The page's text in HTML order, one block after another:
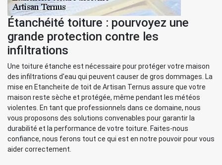
Étanchéité toiture : pourvoyez une
grande protection contre les
infiltrations
Une toiture étanche est nécessaire pour protéger votre maison
des infiltrations d'eau qui peuvent causer de gros dommages. La
mise en Etancheite de toit de Artisan Ternus assure que votre
maison reste sèche et protégée, même pendant les météos
violentes. En tant que professionnels dans ce domaine, nous
vous proposons des solutions convenables pour garantir la
durabilité et la performance de votre toiture. Faites-nous
confiance, nous ferons tout ce qui est en notre pouvoir pour vous
aider correctement.